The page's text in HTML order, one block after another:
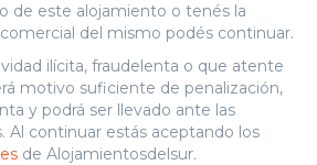
de este alojamiento o tenés la
del mismo podés continuar.
ilícita, fraudelenta o que atente
motivo suficiente de penalización,
y podrá ser llevado ante las
Al continuar estás aceptando los
de Alojamientosdelsur.